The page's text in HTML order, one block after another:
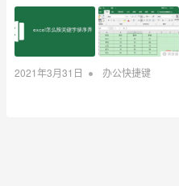
2021年3月31日 • 办公快捷键